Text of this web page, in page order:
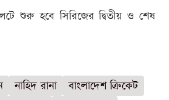
শুরু হবে সিরিজের দ্বিতীয় ও শেষ
নাহিদ রানা
বাংলাদেশ ক্রিকেট